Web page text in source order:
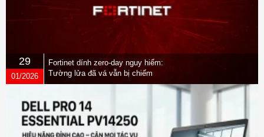
29
01/2026
Fortinet dính zero-day nguy hiểm:
Tường lửa đã vá vẫn bị chiếm
quyền